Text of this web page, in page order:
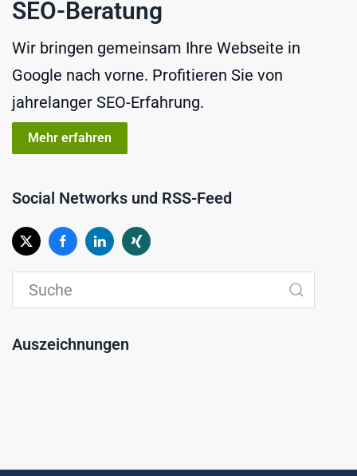
SEO-Beratung
Wir bringen gemeinsam Ihre Webseite in
Google nach vorne. Profitieren Sie von
jahrelanger SEO-Erfahrung.
Mehr erfahren
Social Networks und RSS-Feed
Auszeichnungen